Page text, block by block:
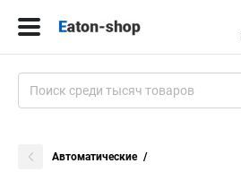
Автоматические